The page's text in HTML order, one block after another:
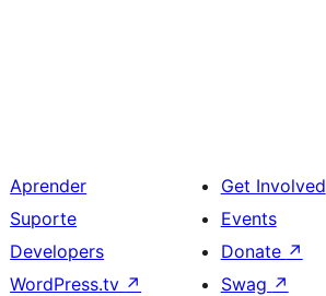
Aprender
Suporte
Developers
WordPress.tv ↗
Get Involved
Events
Donate ↗
Swag ↗